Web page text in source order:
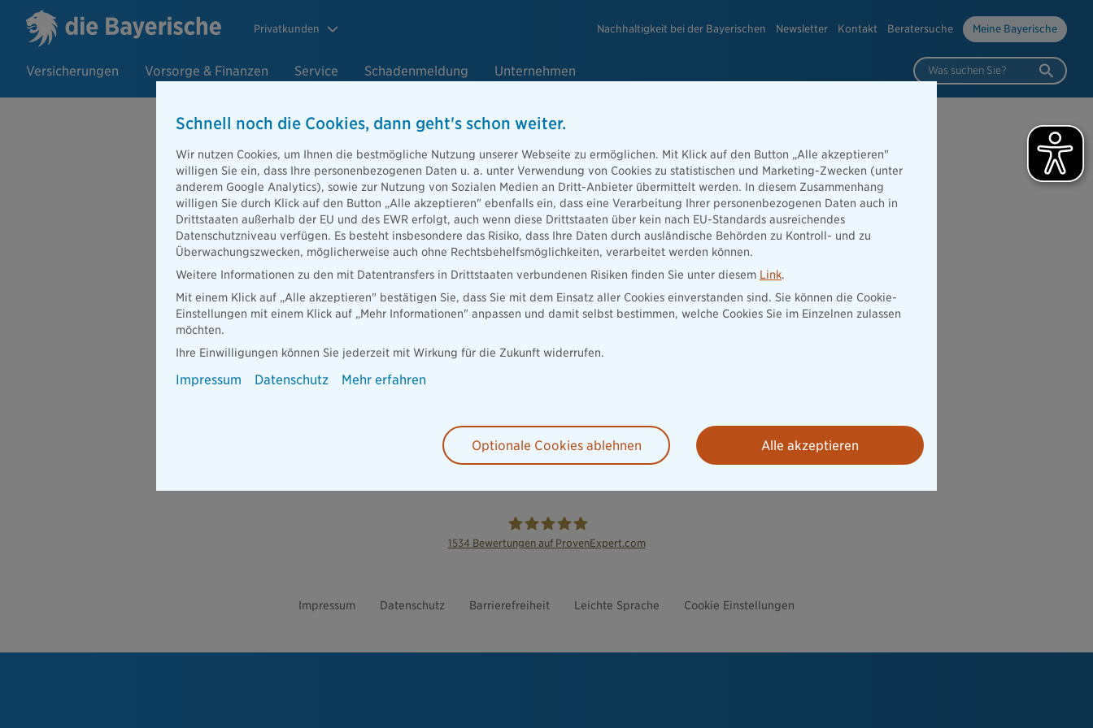
Privatkunden Nachhaltigkeit bei der Bayerischen Newsletter Kontakt Beratersuche Meine Bayerische
Versicherungen Vorsorge & Finanzen Service Schadenmeldung Unternehmen Was suchen Sie?
Beraterportal Karriere Presse Ratgeber Lob & Kritik
1534 Bewertungen auf ProvenExpert.com
Impressum Datenschutz Barrierefreiheit Leichte Sprache Cookie Einstellungen
Schnell noch die Cookies, dann geht's schon weiter.
Wir nutzen Cookies, um Ihnen die bestmögliche Nutzung unserer Webseite zu ermöglichen. Mit Klick auf den Button „Alle akzeptieren"
willigen Sie ein, dass Ihre personenbezogenen Daten u. a. unter Verwendung von Cookies zu statistischen und Marketing-Zwecken (unter
anderem Google Analytics), sowie zur Nutzung von Sozialen Medien an Dritt-Anbieter übermittelt werden. In diesem Zusammenhang
willigen Sie durch Klick auf den Button „Alle akzeptieren" ebenfalls ein, dass eine Verarbeitung Ihrer personenbezogenen Daten auch in
Drittstaaten außerhalb der EU und des EWR erfolgt, auch wenn diese Drittstaaten über kein nach EU-Standards ausreichendes
Datenschutzniveau verfügen. Es besteht insbesondere das Risiko, dass Ihre Daten durch ausländische Behörden zu Kontroll- und zu
Überwachungszwecken, möglicherweise auch ohne Rechtsbehelfsmöglichkeiten, verarbeitet werden können.
Weitere Informationen zu den mit Datentransfers in Drittstaaten verbundenen Risiken finden Sie unter diesem Link.
Mit einem Klick auf „Alle akzeptieren" bestätigen Sie, dass Sie mit dem Einsatz aller Cookies einverstanden sind. Sie können die Cookie-
Einstellungen mit einem Klick auf „Mehr Informationen" anpassen und damit selbst bestimmen, welche Cookies Sie im Einzelnen zulassen
möchten.
Ihre Einwilligungen können Sie jederzeit mit Wirkung für die Zukunft widerrufen.
Impressum Datenschutz Mehr erfahren
Optionale Cookies ablehnen Alle akzeptieren